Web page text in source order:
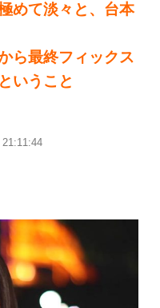
めて淡々と、台本
ら最終フィックス
いうこと
21:11:44